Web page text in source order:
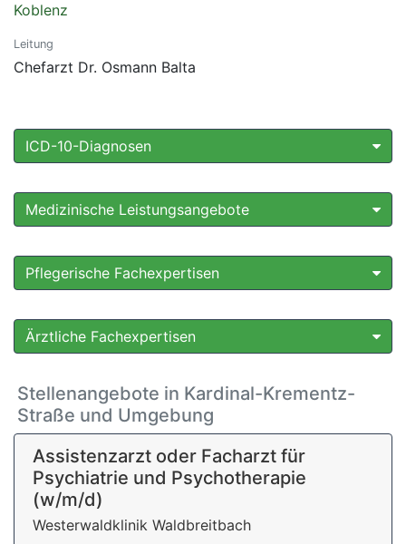
Koblenz
Leitung
Chefarzt Dr. Osmann Balta
ICD-10-Diagnosen
Medizinische Leistungsangebote
Pflegerische Fachexpertisen
Ärztliche Fachexpertisen
Stellenangebote in Kardinal-Krementz-
Straße und Umgebung
Assistenzarzt oder Facharzt für
Psychiatrie und Psychotherapie
(w/m/d)
Westerwaldklinik Waldbreitbach